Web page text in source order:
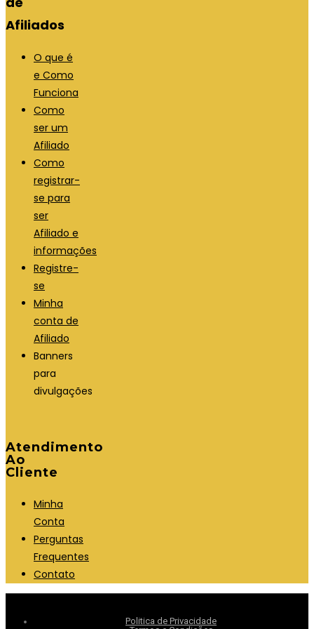
Afiliados
O que é
e Como
Funciona
Como
ser um
Afiliado
Como
registrar-
se para
ser
Afiliado e
informações
Registre-
se
Minha
conta de
Afiliado
Banners
para
divulgações
Atendimento
Ao
Cliente
Minha
Conta
Perguntas
Frequentes
Contato
Politica de Privacidade